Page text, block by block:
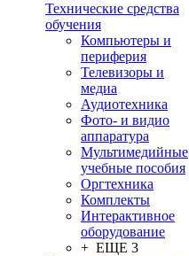
Технические средства
обучения
Компьютеры и
периферия
Телевизоры и
медиа
Аудиотехника
Фото- и видио
аппаратура
Мультимедийные
учебные пособия
Оргтехника
Комплекты
Интерактивное
оборудование
+ ЕЩЕ 3